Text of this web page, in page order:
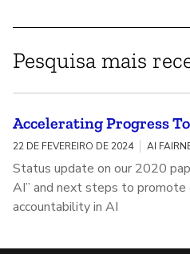
Pesquisa mais
Accelerating Progress
22 DE FEVEREIRO DE 2024
Status update on our 2020
AI” and next steps to promote
accountability in AI